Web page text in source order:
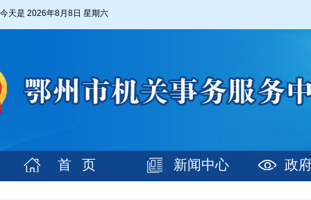
今天是 2026年8月8日 星期六
首 页 新闻中心 政